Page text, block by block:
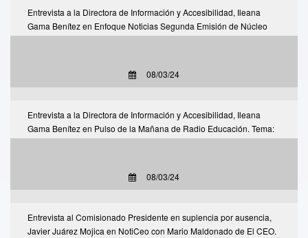
Entrevista a la Directora de Información y Accesibilidad, Ileana
Gama Benítez en Enfoque Noticias Segunda Emisión de Núcleo
Radio Mil. Tema: Violencia digital de género, cómo identificarla,
08/03/24
Entrevista a la Directora de Información y Accesibilidad, Ileana
Gama Benítez en Pulso de la Mañana de Radio Educación. Tema:
Violencia digital de género, cómo identificarla, cómo prevenirla y
08/03/24
Entrevista al Comisionado Presidente en suplencia por ausencia,
Javier Juárez Mojica en NotiCeo con Mario Maldonado de El CEO.